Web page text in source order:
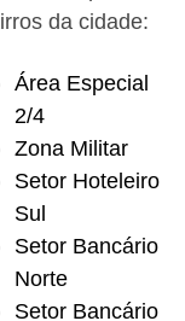
da cidade:
Área Especial
2/4
Zona Militar
Setor Hoteleiro
Sul
Setor Bancário
Norte
Setor Bancário